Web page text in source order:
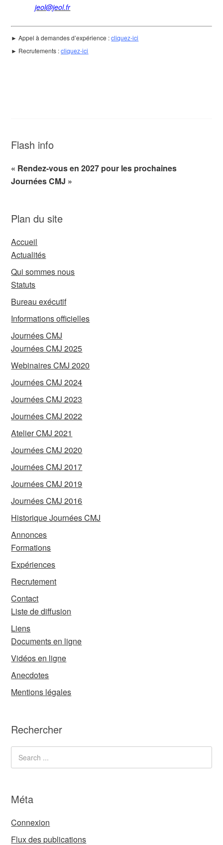
jeol@jeol.fr
► Appel à demandes d’expérience :cliquez-ici
► Recrutements :cliquez-ici
Flash info
« Rendez-vous en 2027 pour les prochaines
Journées CMJ »
Plan du site
Accueil
Actualités
Qui sommes nous
Statuts
Bureau exécutif
Informations officielles
Journées CMJ
Journées CMJ 2025
Webinaires CMJ 2020
Journées CMJ 2024
Journées CMJ 2023
Journées CMJ 2022
Atelier CMJ 2021
Journées CMJ 2020
Journées CMJ 2017
Journées CMJ 2019
Journées CMJ 2016
Historique Journées CMJ
Annonces
Formations
Expériences
Recrutement
Contact
Liste de diffusion
Liens
Documents en ligne
Vidéos en ligne
Anecdotes
Mentions légales
Rechercher
Méta
Connexion
Flux des publications